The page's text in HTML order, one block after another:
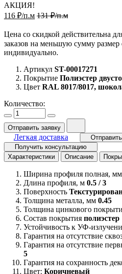
АКЦИЯ!
116 ₽/п.м 131 ₽/п.м
Цена со скидкой действительна
заказов на меньшую сумму размер
индивидуально.
Артикул ST-00017271
Покрытие Полиэстер
Цвет RAL 8017/8017,
Количество:
Отправить заявку
Легкая доставка
Получить консультацию
Характеристики
Описание
Ширина профиля полная, мм
Длина профиля, м 0.5 / 3
Поверхность
Толщина металла, мм 0.45
Толщина цинкового
Состав покрытия полиэстер
Устойчивость к УФ-
Гарантия на отсутствие
Гарантия на отсутствие
5
Гарантия на сохранность
Цвет: Коричневый